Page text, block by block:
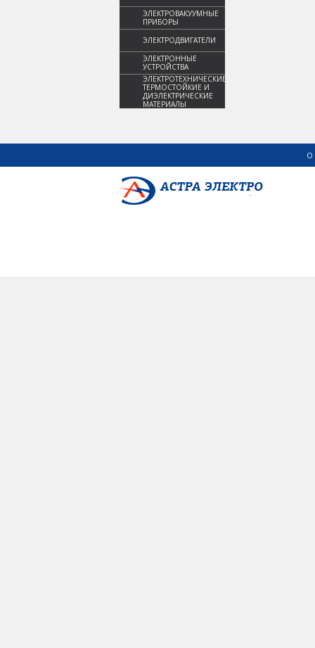
ЭЛЕКТРОВАКУУМНЫЕ
ПРИБОРЫ
ЭЛЕКТРОДВИГАТЕЛИ
ЭЛЕКТРОННЫЕ
УСТРОЙСТВА
ЭЛЕКТРОТЕХНИЧЕСКИЕ,
ТЕРМОСТОЙКИЕ И
ДИЭЛЕКТРИЧЕСКИЕ
МАТЕРИАЛЫ